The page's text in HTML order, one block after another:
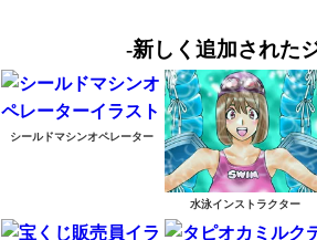
-新しく追加された
シールドマシンオペレーター
水泳インストラクター